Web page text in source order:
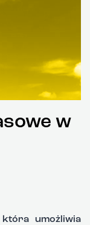
w
umożliwia